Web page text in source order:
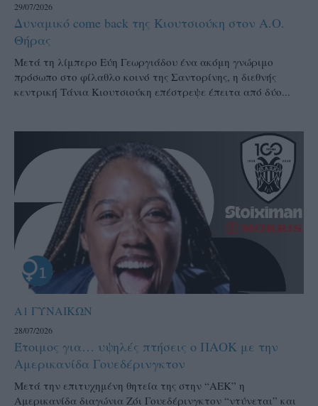
29/07/2026
Δυναμικό come back της Κιουτσιούκη στον Α.Ο.
Θήρας
Μετά τη λίμπερο Εύη Γεωργιάδου ένα ακόμη γνώριμο
πρόσωπο στο φίλαθλο κοινό της Σαντορίνης, η διεθνής
κεντρική Τάνια Κιουτσιούκη επέστρεψε έπειτα από δύο...
Α1 ΓΥΝΑΙΚΩΝ
28/07/2026
Έτοιμος για… υψηλές πτήσεις ο ΠΑΟΚ με την
Αμερικανίδα Γουεδέρινγκτον
Μετά την επιτυχημένη θητεία της στην “ΑΕΚ” η
Αμερικανίδα διαγώνια Ζόι Γουεδέρινγκτον “ντύνεται” και